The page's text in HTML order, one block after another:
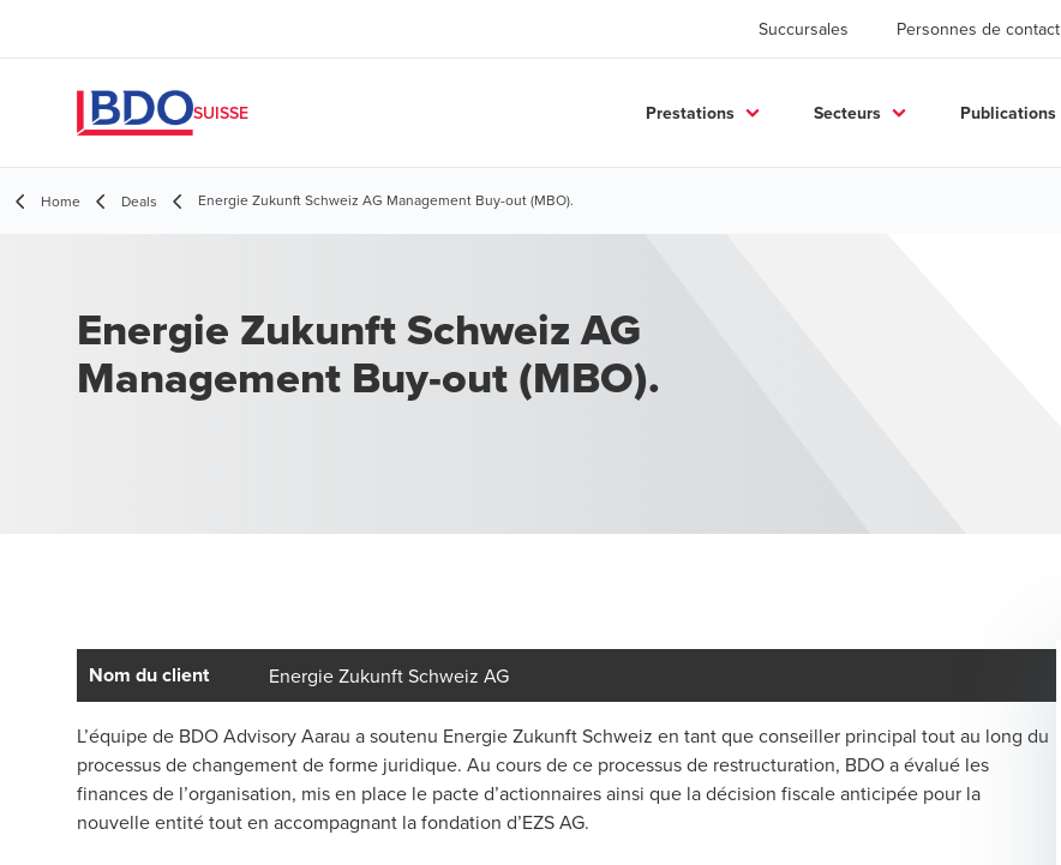
Succursales Personnes de contact
SUISSE Prestations Secteurs Publications
Home Deals Energie Zukunft Schweiz AG Management Buy-out (MBO).
Energie Zukunft Schweiz AG
Management Buy-out (MBO).
Nom du client Energie Zukunft Schweiz AG
L’équipe de BDO Advisory Aarau a soutenu Energie Zukunft Schweiz en tant que conseiller principal tout au long du
processus de changement de forme juridique. Au cours de ce processus de restructuration, BDO a évalué les
finances de l’organisation, mis en place le pacte d’actionnaires ainsi que la décision fiscale anticipée pour la
nouvelle entité tout en accompagnant la fondation d’EZS AG.